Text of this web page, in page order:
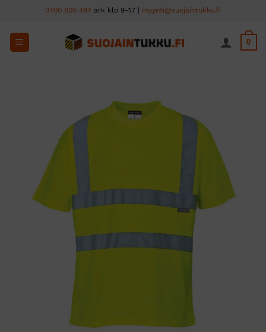
content
0400 600 484 ark klo 9-17 | myynti@suojaintukku.fi
0